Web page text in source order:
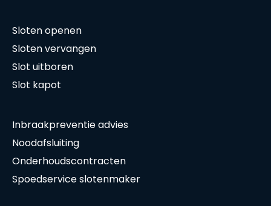
Sloten openen
Sloten vervangen
Slot uitboren
Slot kapot
Inbraakpreventie advies
Noodafsluiting
Onderhoudscontracten
Spoedservice slotenmaker